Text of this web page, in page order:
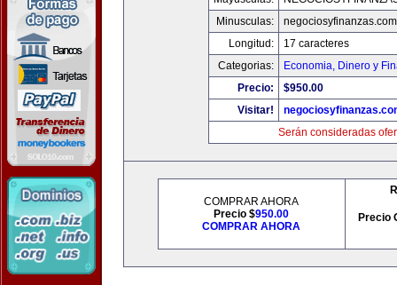
Minusculas:
negociosyfinanzas.com
Longitud:
17 caracteres
Categorias:
Economia, Dinero y
Precio:
$950.00
Visitar!
Serán consideradas
COMPRAR AHORA
Precio $950.00
COMPRAR AHORA
Precio